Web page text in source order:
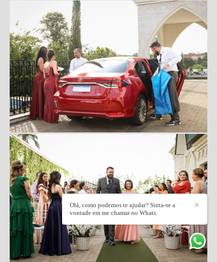
✕
Olá, como podemos te ajudar? Sinta-se a
vontade em me chamar no Whats.